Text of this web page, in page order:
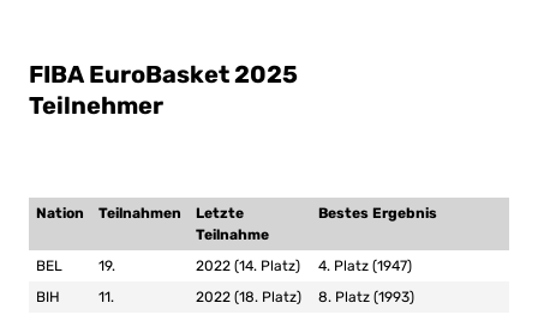
FIBA EuroBasket 2025
Teilnehmer
Nation Teilnahmen
Letzte
Teilnahme
Bestes Ergebnis
BEL 19. 2022 (14. Platz)
4. Platz (1947)
BIH
11. 2022 (18. Platz) 8. Platz (1993)